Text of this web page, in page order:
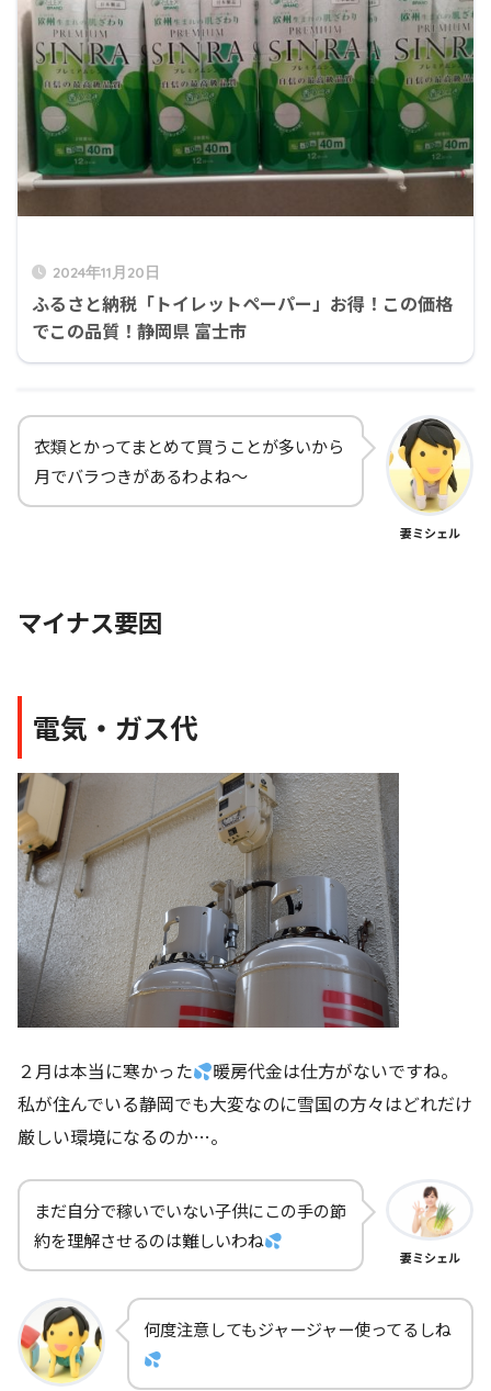
2024年11月20日
ふるさと納税「トイレットペーパー」お得！この価格
でこの品質！静岡県 富士市
衣類とかってまとめて買うことが多いから
月でバラつきがあるわよね～
妻ミシェル
マイナス要因
電気・ガス代
２月は本当に寒かった
暖房代金は仕方がないですね。
私が住んでいる静岡でも大変なのに雪国の方々はどれだけ
厳しい環境になるのか…。
まだ自分で稼いでいない子供にこの手の節
約を理解させるのは難しいわね
妻ミシェル
何度注意してもジャージャー使ってるしね